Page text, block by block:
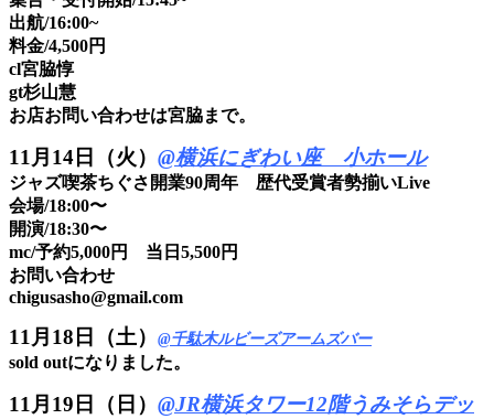
出航/16:00~
料金/4,500円
cl宮脇惇
gt杉山慧
お店お問い合わせは宮脇まで。
11月14日（火） @横浜にぎわい座 小ホール
ジャズ喫茶ちぐさ開業90周年 歴代受賞者勢揃いLive
会場/18:00〜
開演/18:30〜
mc/予約5,000円 当日5,500円
お問い合わせ
chigusasho@gmail.com
11月18日（土） @千駄木ルビーズアームズバー
sold outになりました。
11月19日（日） @JR横浜タワー12階うみそらデッ